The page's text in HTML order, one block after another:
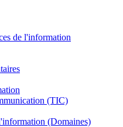
de l'information
(TIC)
(Domaines)